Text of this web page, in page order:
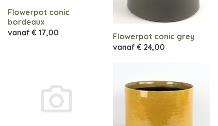
Flowerpot conic
bordeaux
vanaf € 17,00
Flowerpot conic grey
vanaf € 24,00